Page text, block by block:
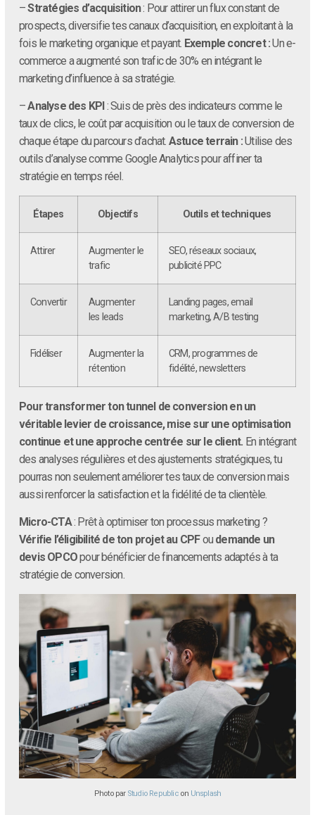
–Stratégies d’acquisition: Pour attirer un flux constant de
prospects, diversifie tes canaux d’acquisition, en exploitant à la
fois le marketing organique et payant. Exemple concret :Un e-
commerce a augmenté son trafic de 30% en intégrant le
marketing d’influence à sa stratégie.
–Analyse des KPI : Suis de près des indicateurs comme le
taux de clics, le coût par acquisition ou le taux de conversion de
chaque étape du parcours d’achat. Astuce terrain :Utilise des
outils d’analyse comme Google Analytics pour affiner ta
stratégie en temps réel.
Étapes Objectifs Outils et techniques
Attirer
Augmenter le
trafic
SEO, réseaux sociaux,
publicité PPC
Convertir
Augmenter
les leads
Landing pages, email
marketing, A/B testing
Fidéliser
Augmenter la
rétention
CRM, programmes de
fidélité, newsletters
Pour transformer ton tunnel de conversion en un
véritable levier de croissance, mise sur une optimisation
continue et une approche centrée sur le client. En intégrant
des analyses régulières et des ajustements stratégiques, tu
pourras non seulement améliorer tes taux de conversion mais
aussi renforcer la satisfaction et la fidélité de ta clientèle.
Micro-CTA: Prêt à optimiser ton processus marketing ?
Vérifie l’éligibilité de ton projet au CPFou demande un
devis OPCOpour bénéficier de financements adaptés à ta
stratégie de conversion.
Photo par Studio Republicon Unsplash